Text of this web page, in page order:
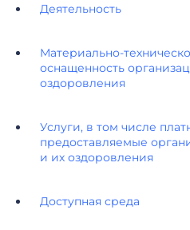
Деятельность
Материально-
оснащенность
оздоровления
Услуги, в том числе
предоставляемые
и их оздоровления
Доступная среда